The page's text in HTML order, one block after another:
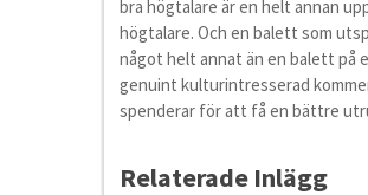
bra högtalare är en helt annan
högtalare. Och en balett som
något helt annat än en balett på
genuint kulturintresserad
spenderar för att få en bättre
Relaterade Inlägg